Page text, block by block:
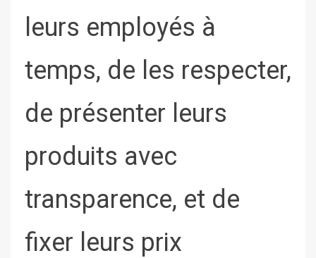
leurs employés à
temps, de les respecter,
de présenter leurs
produits avec
transparence, et de
fixer leurs prix